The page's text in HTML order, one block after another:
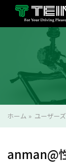
ホーム » ユーザー
anman@